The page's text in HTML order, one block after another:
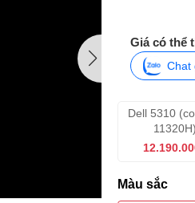
Giá có thể
Chat
Dell 5310
11320H)
Màu sắc